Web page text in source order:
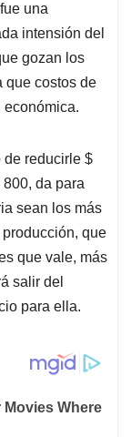
una
intensión del
gozan los
que costos de
económica.
de reducirle $
da para
sean los más
que
que vale, más
salir del
para ella.